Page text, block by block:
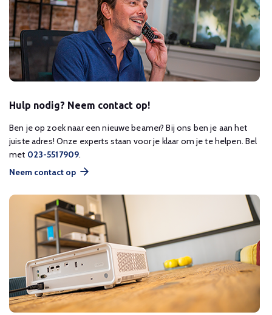
Hulp nodig? Neem contact op!
Ben je op zoek naar een nieuwe beamer? Bij ons ben je aan het
juiste adres! Onze experts staan voor je klaar om je te helpen. Bel
met 023-5517909.
Neem contact op